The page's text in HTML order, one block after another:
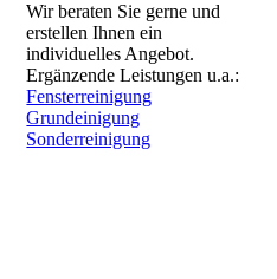
Wir beraten Sie gerne und
erstellen Ihnen ein
individuelles Angebot.
Ergänzende Leistungen u.a.:
Fensterreinigung
Grundeinigung
Sonderreinigung